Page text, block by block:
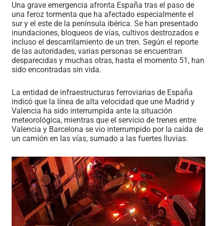
Una grave emergencia afronta España tras el paso de
una feroz tormenta que ha afectado especialmente el
sur y el este de la península ibérica. Se han presentado
inundaciones, bloqueos de vías, cultivos destrozados e
incluso el descarrilamiento de un tren. Según el reporte
de las autoridades, varias personas se encuentran
desparecidas y muchas otras, hasta el momento 51, han
sido encontradas sin vida.
La entidad de infraestructuras ferroviarias de España
indicó que la línea de alta velocidad que une Madrid y
Valencia ha sido interrumpida ante la situación
meteorológica, mientras que el servicio de trenes entre
Valencia y Barcelona se vio interrumpido por la caída de
un camión en las vías, sumado a las fuertes lluvias.